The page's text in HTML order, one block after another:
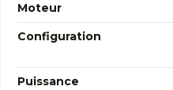
Moteur
Configuration
Puissance